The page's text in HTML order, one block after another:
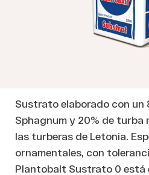
Sustrato elaborado con un
Sphagnum y 20% de turba
las turberas de Letonia.
ornamentales, con
Plantobalt Sustrato 0 está